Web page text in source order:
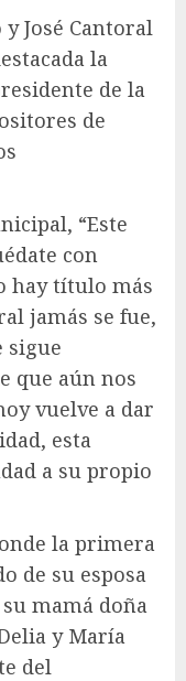
José Cantoral
la
de la
de
“Este
con
hay título más
jamás se fue,
sigue
que aún nos
vuelve a dar
esta
a su propio
la primera
de su esposa
mamá doña
y María
del